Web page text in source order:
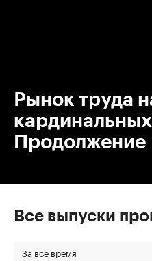
Рынок труда
Продолжение
Все выпуски
За все время